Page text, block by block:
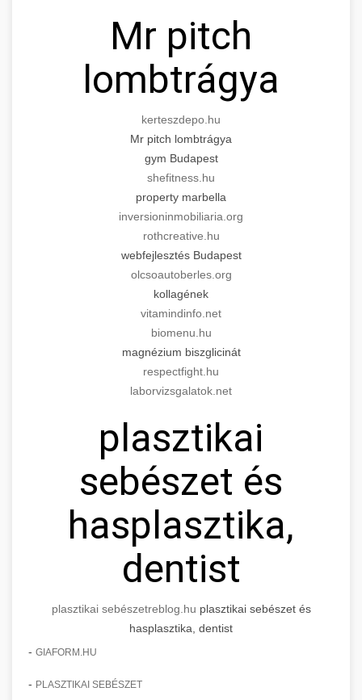
Mr pitch
lombtrágya
kerteszdepo.hu
Mr pitch lombtrágya
gym Budapest
shefitness.hu
property marbella
inversioninmobiliaria.org
rothcreative.hu
webfejlesztés Budapest
olcsoautoberles.org
kollagének
vitamindinfo.net
biomenu.hu
magnézium biszglicinát
respectfight.hu
laborvizsgalatok.net
plasztikai
sebészet és
hasplasztika,
dentist
plasztikai sebészetreblog.hu plasztikai sebészet és
hasplasztika, dentist
- GIAFORM.HU
- PLASZTIKAI SEBÉSZET